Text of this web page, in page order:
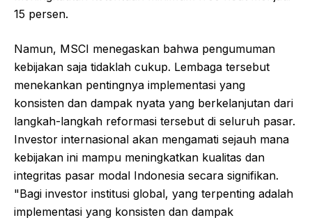
15 persen.
Namun, MSCI menegaskan bahwa pengumuman
kebijakan saja tidaklah cukup. Lembaga tersebut
menekankan pentingnya implementasi yang
konsisten dan dampak nyata yang berkelanjutan dari
langkah-langkah reformasi tersebut di seluruh pasar.
Investor internasional akan mengamati sejauh mana
kebijakan ini mampu meningkatkan kualitas dan
integritas pasar modal Indonesia secara signifikan.
"Bagi investor institusi global, yang terpenting adalah
implementasi yang konsisten dan dampak